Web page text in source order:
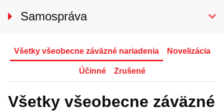
Samospráva
Hlavný kontrolór mesta
Mestské zastupiteľstvo
Komisie
Všetky všeobecne záväzné nariadenia Novelizácia
Účinné Zrušené
Všetky všeobecne záväzné